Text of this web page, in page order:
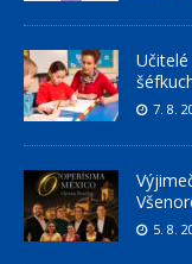
7. 8.
5. 8.